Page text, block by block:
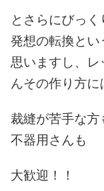
とさらにびっく
発想の転換とい
思いますし、レ
んその作り方に
裁縫が苦手な方
不器用さんも
大歓迎！！